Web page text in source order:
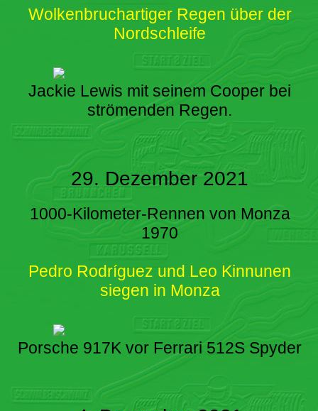
Wolkenbruchartiger Regen über der
Nordschleife
Jackie Lewis mit seinem Cooper bei
strömenden Regen.
29. Dezember 2021
1000-Kilometer-Rennen von Monza
1970
Pedro Rodríguez und Leo Kinnunen
siegen in Monza
Porsche 917K vor Ferrari 512S Spyder